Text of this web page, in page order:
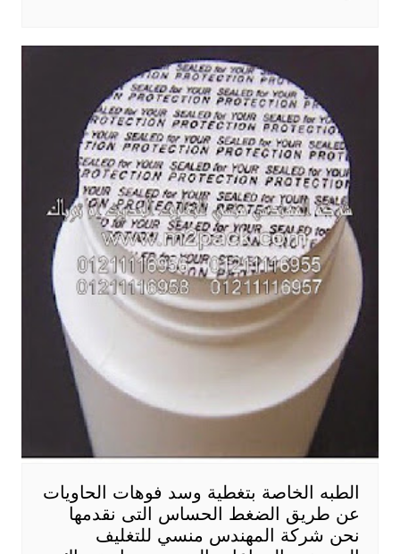
الطبه الخاصة بتغطية وسد فوهات الحاويات
عن طريق الضغط الحساس التى نقدمها
نحن شركة المهندس منسي للتغليف